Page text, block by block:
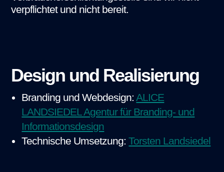
verpflichtet und nicht bereit.
Design und Realisierung
Branding und Webdesign:ALICE
LANDSIEDEL Agentur für Branding- und
Informationsdesign
Technische Umsetzung:Torsten Landsiedel